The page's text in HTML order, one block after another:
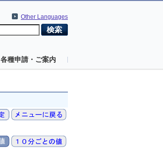
Other Languages
各種申請・ご案内